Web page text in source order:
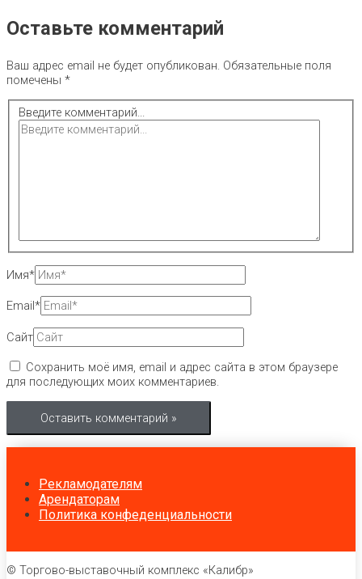
Оставьте комментарий
Ваш адрес email не будет опубликован. Обязательные поля
помечены *
Введите комментарий...
Имя*
Email*
Сайт
Сохранить моё имя, email и адрес сайта в этом браузере
для последующих моих комментариев.
Рекламодателям
Арендаторам
Политика конфеденциальности
© Торгово-выставочный комплекс «Калибр»